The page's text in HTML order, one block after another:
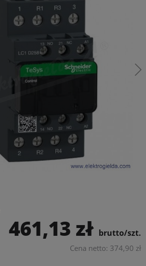
461,13 zł brutto/szt.
Cena netto: 374,90 zł